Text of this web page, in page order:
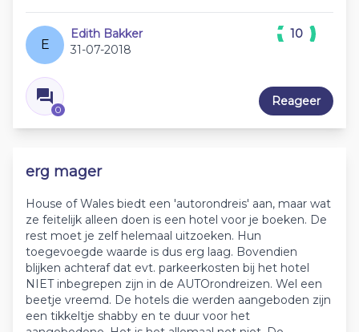
E
Edith Bakker
31-07-2018
0
10
Reageer
erg mager
House of Wales biedt een 'autorondreis' aan, maar wat
ze feitelijk alleen doen is een hotel voor je boeken. De
rest moet je zelf helemaal uitzoeken. Hun
toegevoegde waarde is dus erg laag. Bovendien
blijken achteraf dat evt. parkeerkosten bij het hotel
NIET inbegrepen zijn in de AUTOrondreizen. Wel een
beetje vreemd. De hotels die werden aangeboden zijn
een tikkeltje shabby en te duur voor het